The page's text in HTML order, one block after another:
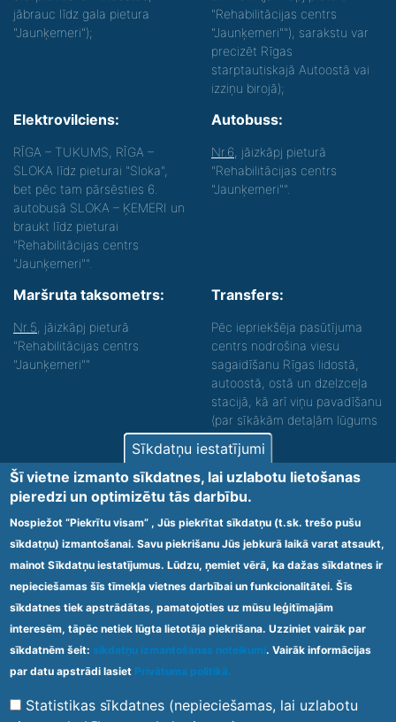
jābrauc līdz gala pietura
"Jaunķemeri");
"Rehabilitācijas centrs
"Jaunķemeri""), sarakstu var
precizēt Rīgas
starptautiskajā Autoostā vai
izziņu birojā);
Elektrovilciens:
RĪGA – TUKUMS, RĪGA –
SLOKA līdz pieturai "Sloka",
bet pēc tam pārsēsties 6.
autobusā SLOKA – ĶEMERI un
braukt līdz pieturai
"Rehabilitācijas centrs
"Jaunķemeri"".
Autobuss:
Nr.6 , jāizkāpj pieturā
"Rehabilitācijas centrs
"Jaunķemeri"".
Maršruta taksometrs:
Nr.5 , jāizkāpj pieturā
"Rehabilitācijas centrs
"Jaunķemeri""
Transfers:
Pēc iepriekšēja pasūtījuma
centrs nodrošina viesu
sagaidīšanu Rīgas lidostā,
autoostā, ostā un dzelzceļa
stacijā, kā arī viņu pavadīšanu
(par sīkākām detaļām lūgums
zvanīt).
Nodrošinām vides piekļūstamību personām ar
funkcionāliem traucējumiem! SIA „Sanare-KRC
Jaunķemeri”, Kolkas ielā 20, Jūrmalā ir nodrošināta vides
piekļūstamība personām ar funkcionāliem traucējumiem,
tādejādi nodrošinot atbilstību Ministru kabineta
2009.gada 20.janvāra noteikumos Nr.60 „Noteikumi par
obligātajām prasībām ārstniecības iestādēm un to
struktūrvienībām” minētajām prasībām.
Ārstniecības iestādes kods 1300 – 64003
Footer
menu
Vietnes karte Noteikumi un privātuma politika
Sīkdatņu iestatījumi
Šī vietne izmanto sīkdatnes, lai uzlabotu lietošanas
pieredzi un optimizētu tās darbību.
Nospiežot “Piekrītu visam” , Jūs piekrītat sīkdatņu (t.sk. trešo pušu
sīkdatņu) izmantošanai. Savu piekrišanu Jūs jebkurā laikā varat atsaukt,
mainot Sīkdatņu iestatījumus. Lūdzu, ņemiet vērā, ka dažas sīkdatnes ir
nepieciešamas šīs tīmekļa vietnes darbībai un funkcionalitātei. Šīs
sīkdatnes tiek apstrādātas, pamatojoties uz mūsu leģitīmajām
interesēm, tāpēc netiek lūgta lietotāja piekrišana. Uzziniet vairāk par
sīkdatnēm šeit: sīkdatņu izmantošanas noteikumi. Vairāk informācijas
par datu apstrādi lasiet Privātuma politikā.
Statistikas sīkdatnes (nepieciešamas, lai uzlabotu